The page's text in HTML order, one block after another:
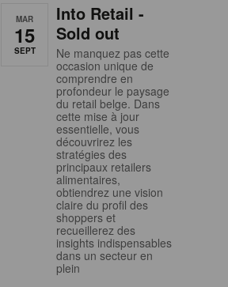
MAR
15
SEPT
Into Retail -
Sold out
Ne manquez pas cette
occasion unique de
comprendre en
profondeur le paysage
du retail belge. Dans
cette mise à jour
essentielle, vous
découvrirez les
stratégies des
principaux retailers
alimentaires,
obtiendrez une vision
claire du profil des
shoppers et
recueillerez des
insights indispensables
dans un secteur en
plein